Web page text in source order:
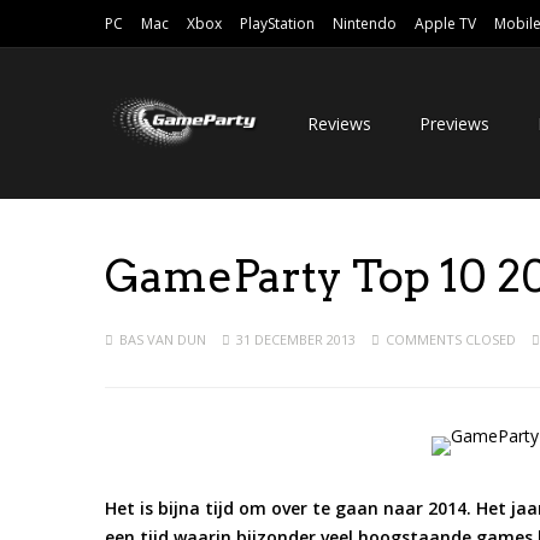
PC Mac Xbox PlayStation Nintendo Apple TV Mobile
Reviews Previews
GameParty Top 10
BAS VAN DUN 31 DECEMBER 2013 COMMENTS CLOSED
Het is bijna tijd om over te gaan naar 2014. Het